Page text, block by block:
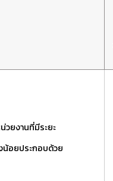
ยงานที่มีระยะ
น้อยประกอบด้วย